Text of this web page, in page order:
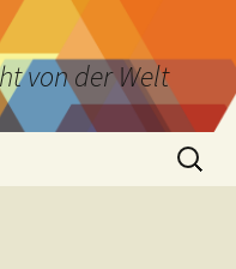
von der Welt
Suchen
nach: